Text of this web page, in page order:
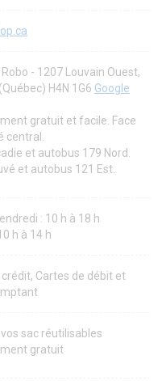
- 1207 Louvain Ouest,
H4N 1G6 Google
gratuit et facile. Face
central.
et autobus 179 Nord.
et autobus 121 Est.
: 10 h à 18 h
h à 14 h
Cartes de débit et
sac réutilisables
gratuit